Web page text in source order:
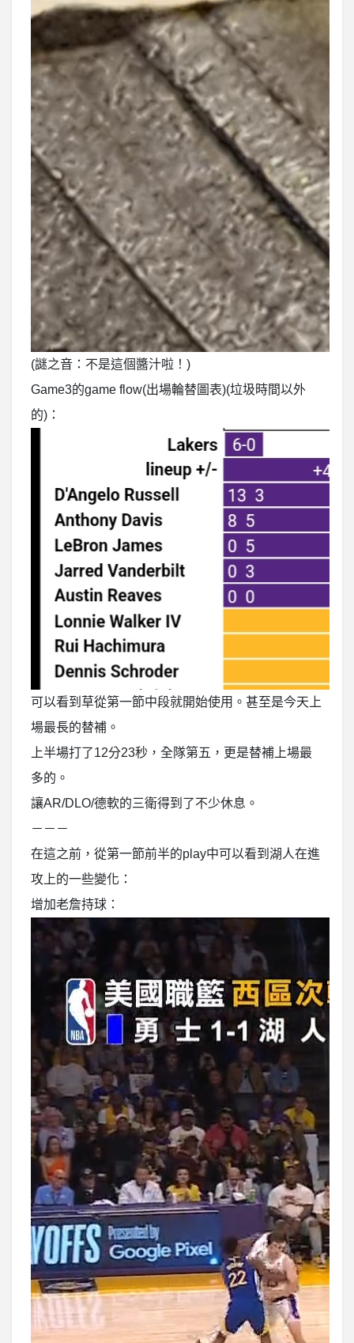
(謎之音：不是這個醬汁啦！)
Game3的game flow(出場輪替圖表)(垃圾時間以外
的)：
可以看到草從第一節中段就開始使用。甚至是今天上
場最長的替補。
上半場打了12分23秒，全隊第五，更是替補上場最
多的。
讓AR/DLO/德軟的三衛得到了不少休息。
－－－
在這之前，從第一節前半的play中可以看到湖人在進
攻上的一些變化：
增加老詹持球：